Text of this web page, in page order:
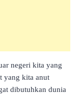
negeri kita yang
yang kita anut
dibutuhkan dunia